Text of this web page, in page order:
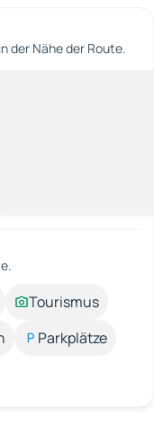
der Nähe der Route.
Tourismus
Parkplätze